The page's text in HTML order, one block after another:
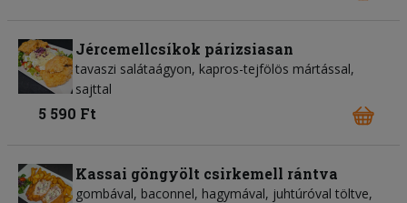
Jércemellcsíkok párizsiasan
tavaszi salátaágyon, kapros-tejfölös mártással,
sajttal
5 590 Ft
Kassai göngyölt csirkemell rántva
gombával, baconnel, hagymával, juhtúróval töltve,